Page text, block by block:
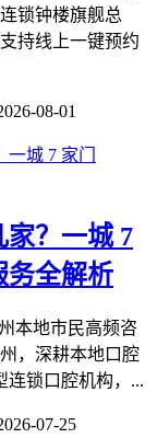
锁钟楼旗舰总
持线上一键预约
08-01
家？一城 7
务全解析
本地市民高频咨
，深耕本地口腔
连锁口腔机构，...
07-25